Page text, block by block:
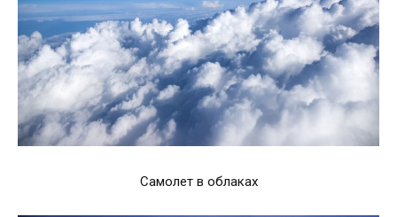
Самолет в облаках